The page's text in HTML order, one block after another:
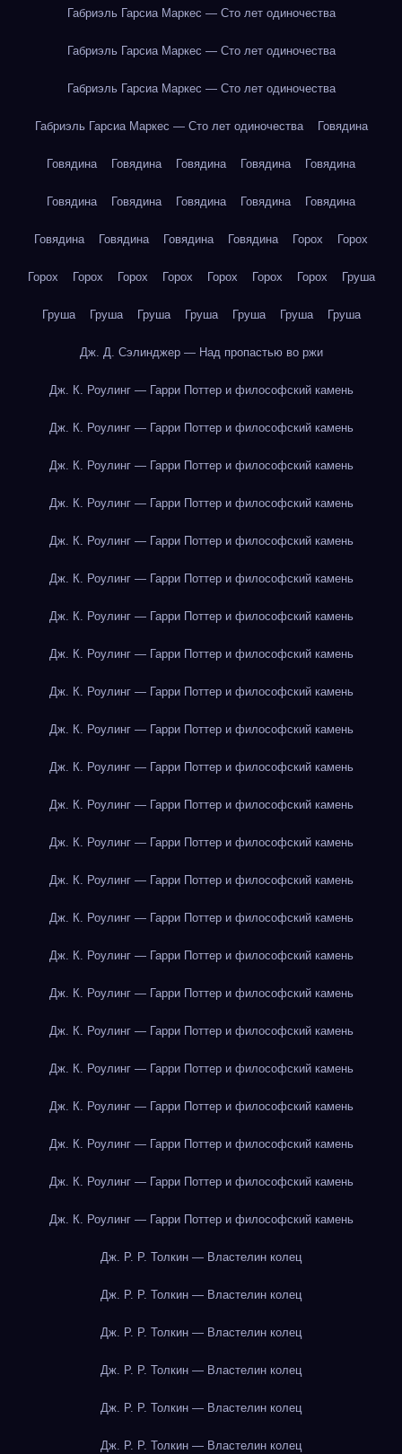
Габриэль Гарсиа Маркес — Сто лет одиночества
Габриэль Гарсиа Маркес — Сто лет одиночества
Габриэль Гарсиа Маркес — Сто лет одиночества
Габриэль Гарсиа Маркес — Сто лет одиночества Говядина
Говядина Говядина Говядина Говядина Говядина
Говядина Говядина Говядина Говядина Говядина
Говядина Говядина Говядина Говядина Горох Горох
Горох Горох Горох Горох Горох Горох Горох Груша
Груша Груша Груша Груша Груша Груша Груша
Дж. Д. Сэлинджер — Над пропастью во ржи
Дж. К. Роулинг — Гарри Поттер и философский камень
Дж. К. Роулинг — Гарри Поттер и философский камень
Дж. К. Роулинг — Гарри Поттер и философский камень
Дж. К. Роулинг — Гарри Поттер и философский камень
Дж. К. Роулинг — Гарри Поттер и философский камень
Дж. К. Роулинг — Гарри Поттер и философский камень
Дж. К. Роулинг — Гарри Поттер и философский камень
Дж. К. Роулинг — Гарри Поттер и философский камень
Дж. К. Роулинг — Гарри Поттер и философский камень
Дж. К. Роулинг — Гарри Поттер и философский камень
Дж. К. Роулинг — Гарри Поттер и философский камень
Дж. К. Роулинг — Гарри Поттер и философский камень
Дж. К. Роулинг — Гарри Поттер и философский камень
Дж. К. Роулинг — Гарри Поттер и философский камень
Дж. К. Роулинг — Гарри Поттер и философский камень
Дж. К. Роулинг — Гарри Поттер и философский камень
Дж. К. Роулинг — Гарри Поттер и философский камень
Дж. К. Роулинг — Гарри Поттер и философский камень
Дж. К. Роулинг — Гарри Поттер и философский камень
Дж. К. Роулинг — Гарри Поттер и философский камень
Дж. К. Роулинг — Гарри Поттер и философский камень
Дж. К. Роулинг — Гарри Поттер и философский камень
Дж. К. Роулинг — Гарри Поттер и философский камень
Дж. Р. Р. Толкин — Властелин колец
Дж. Р. Р. Толкин — Властелин колец
Дж. Р. Р. Толкин — Властелин колец
Дж. Р. Р. Толкин — Властелин колец
Дж. Р. Р. Толкин — Властелин колец
Дж. Р. Р. Толкин — Властелин колец